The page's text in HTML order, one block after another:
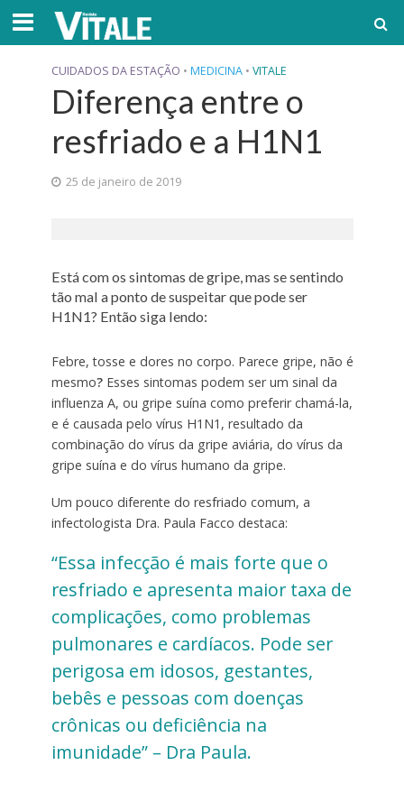
CUIDADOS DA ESTAÇÃO • MEDICINA • VITALE
Diferença entre o
resfriado e a H1N1
25 de janeiro de 2019
Está com os sintomas de gripe, mas se sentindo
tão mal a ponto de suspeitar que pode ser
H1N1? Então siga lendo:
Febre, tosse e dores no corpo. Parece gripe, não é
mesmo?Esses sintomas podem ser um sinal da
influenza A, ou gripe suína como preferir chamá-la,
e é causada pelo vírus H1N1, resultado da
combinação do vírus da gripe aviária, do vírus da
gripe suína e do vírus humano da gripe.
Um pouco diferente do resfriado comum, a
infectologista Dra. Paula Facco destaca:
“Essa infecção é mais forte que o
resfriado e apresenta maior taxa de
complicações, como problemas
pulmonares e cardíacos. Pode ser
perigosa em idosos, gestantes,
bebês e pessoas com doenças
crônicas ou deficiência na
imunidade” – Dra Paula.